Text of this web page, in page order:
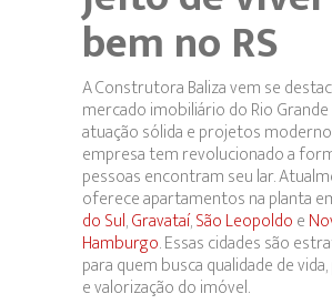
bem no RS
A Construtora Baliza vem se
mercado imobiliário do Rio Grande
atuação sólida e projetos
empresa tem revolucionado a
pessoas encontram seu lar.
oferece apartamentos na planta
do Sul,Gravataí,São Leopoldoe
Hamburgo. Essas cidades são
para quem busca qualidade de
e valorização do imóvel.